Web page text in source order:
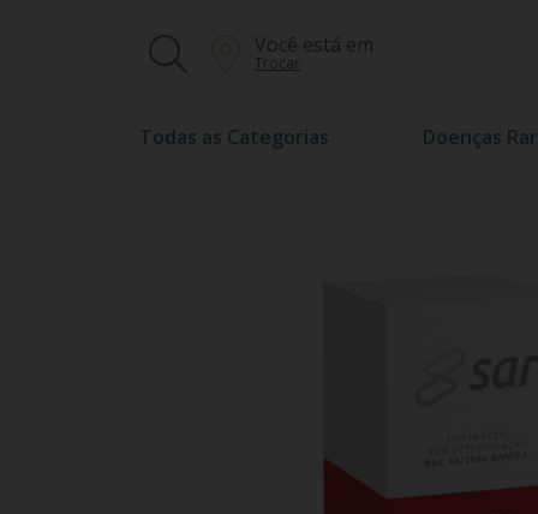
Você está em
Trocar
Todas as Categorias Doenças